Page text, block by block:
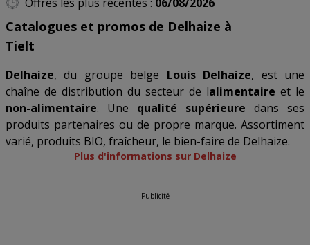
Catalogues et promos de Delhaize à
Tielt
Delhaize, du groupe belge Louis Delhaize, est une
chaîne de distribution du secteur de lalimentaire et le
non-alimentaire. Une qualité supérieure dans ses
produits partenaires ou de propre marque. Assortiment
varié, produits BIO, fraîcheur, le bien-faire de Delhaize.
Plus d'informations sur Delhaize
Publicité